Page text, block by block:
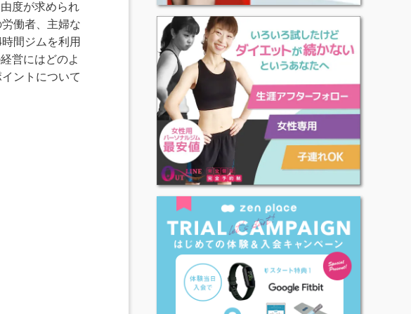
度が求められ
働者、主婦な
間ジムを利用
営にはどのよ
ントについて